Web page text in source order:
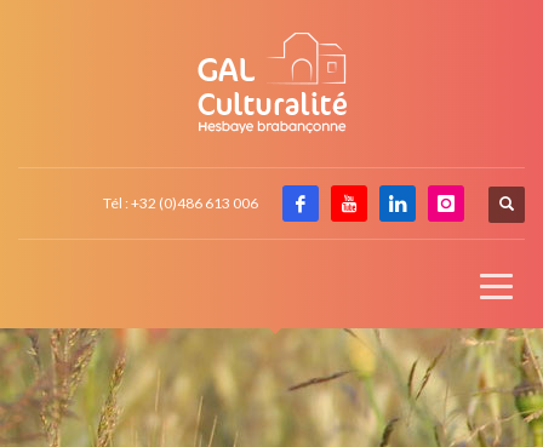
Tél : +32 (0)486 613 006